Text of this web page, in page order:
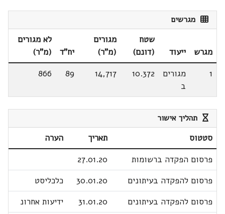
מגרשים
מגרש ייעוד
שטח
(דונם)
מגורים
(מ"ר)
יח"ד
לא מגורים
(מ"ר)
1
מגורים
ב
10.372
14,717
89
866
תהליך אישור
סטטוס תאריך
הערה
פרסום הפקדה ברשומות
27.01.20
פרסום להפקדה בעיתונים
30.01.20
כלכליסט
פרסום להפקדה בעיתונים
31.01.20
ידיעות אחרונ